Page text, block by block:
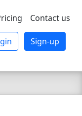
Contact us
Sign-up